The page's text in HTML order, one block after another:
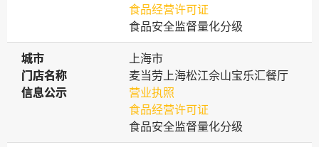
食品经营许可证
食品安全监督量化分级
城市
城市
上海市
门店名称
门店名称
麦当劳上海松江佘山宝乐汇餐厅
信息公示
信息公示
营业执照
食品经营许可证
食品安全监督量化分级